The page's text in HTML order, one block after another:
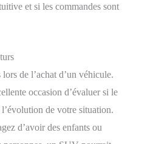
et si les commandes sont
de l’achat d’un véhicule.
occasion d’évaluer si le
de votre situation.
d’avoir des enfants ou